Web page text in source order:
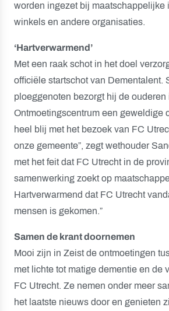
worden ingezet bij maatschappelijke
winkels en andere organisaties.
‘Hartverwarmend’
Met een raak schot in het doel
officiële startschot van Dementalent.
ploeggenoten bezorgt hij de ouderen
Ontmoetingscentrum een geweldige
heel blij met het bezoek van FC
onze gemeente”, zegt wethouder
met het feit dat FC Utrecht in de
samenwerking zoekt op
Hartverwarmend dat FC Utrecht
mensen is gekomen.”
Samen de krant doornemen
Mooi zijn in Zeist de ontmoetingen
met lichte tot matige dementie en de
FC Utrecht. Ze nemen onder meer
het laatste nieuws door en genieten